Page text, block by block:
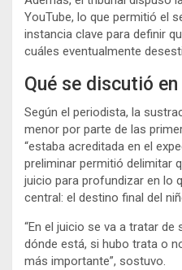
YouTube, lo que permitió el
instancia clave para definir
cuáles eventualmente
Qué se discutió
Según el periodista, la
menor por parte de las
“estaba acreditada en el
preliminar permitió delimitar
juicio para profundizar en lo
central: el destino final del
“En el juicio se va a tratar de
dónde está, si hubo trata o
más importante”, sostuvo.